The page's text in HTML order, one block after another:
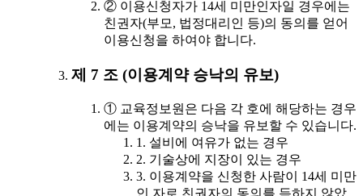
② 이용신청자가 14세 미만인자일 경우에는
친권자(부모, 법정대리인 등)의 동의를 얻어
이용신청을 하여야 합니다.
제 7 조 (이용계약 승낙의 유보)
① 교육정보원은 다음 각 호에 해당하는 경우
에는 이용계약의 승낙을 유보할 수 있습니다.
1. 설비에 여유가 없는 경우
2. 기술상에 지장이 있는 경우
3. 이용계약을 신청한 사람이 14세 미만
인 자로 친권자의 동의를 득하지 않았